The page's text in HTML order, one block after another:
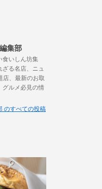
集部
食いしん坊集
ざる名店、ニュ
店、最新のお取
グルメ必見の情
のすべての投稿